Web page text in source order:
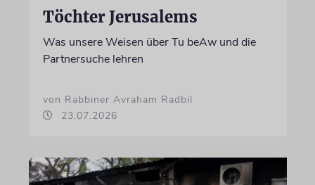
Töchter Jerusalems
Was unsere Weisen über Tu beAw und die
Partnersuche lehren
von Rabbiner Avraham Radbil
23.07.2026